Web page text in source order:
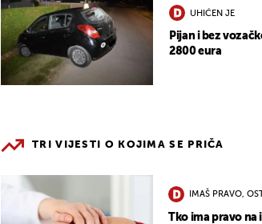
UHIĆEN JE
Pijan i bez
2800 eura
TRI VIJESTI O KOJIMA SE PRIČA
IMAŠ PRAVO,
Tko ima pravo na